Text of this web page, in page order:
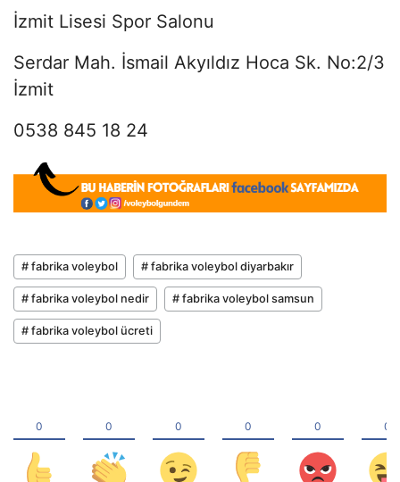
İzmit Lisesi Spor Salonu
Serdar Mah. İsmail Akyıldız Hoca Sk. No:2/3
İzmit
0538 845 18 24
# fabrika voleybol # fabrika voleybol diyarbakır
# fabrika voleybol nedir # fabrika voleybol samsun
# fabrika voleybol ücreti